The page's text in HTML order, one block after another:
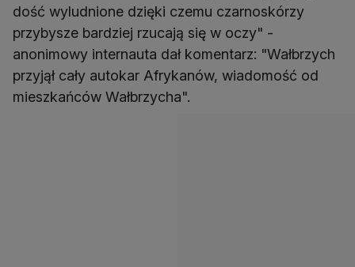
dość wyludnione dzięki czemu czarnoskórzy
przybysze bardziej rzucają się w oczy" -
anonimowy internauta dał komentarz: "Wałbrzych
przyjął cały autokar Afrykanów, wiadomość od
mieszkańców Wałbrzycha".